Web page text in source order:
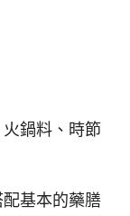
鍋料、時節
基本的藥膳